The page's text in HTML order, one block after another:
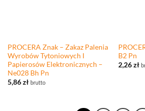
PROCERA Znak – Zakaz Palenia
Wyrobów Tytoniowych I
Papierosów Elektronicznych –
Ne028 Bh Pn
5,86zł brutto
B2 Pn
2,26zł